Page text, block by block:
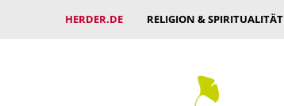
HERDER.DE RELIGION & SPIRITUALITÄT